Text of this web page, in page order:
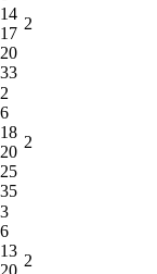
14
17
20
33
2
2
6
18
20
25
35
2
3
6
13
20
2